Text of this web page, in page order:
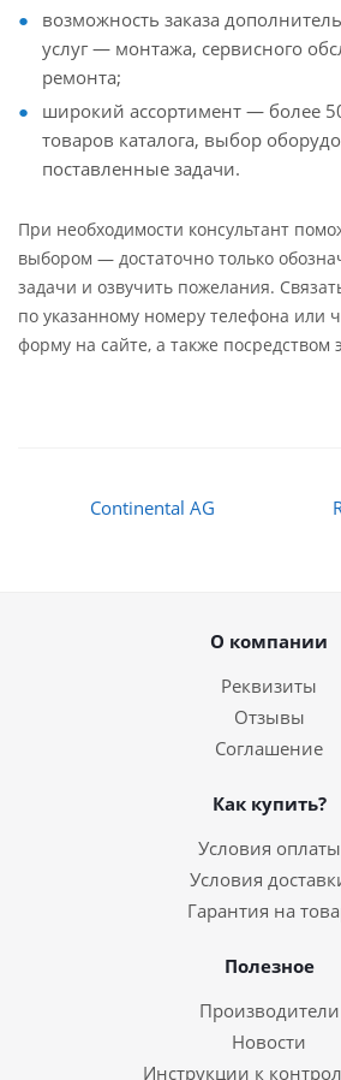
возможность заказа
услуг — монтажа, сервисного
ремонта;
широкий ассортимент — более
товаров каталога, выбор
поставленные задачи.
При необходимости консультант
выбором — достаточно только
задачи и озвучить пожелания.
по указанному номеру телефона или
форму на сайте, а также посредством
Continental AG
О компании
Реквизиты
Отзывы
Соглашение
Как купить?
Условия оплаты
Условия
Гарантия на
Полезное
Производители
Новости
Инструкции к